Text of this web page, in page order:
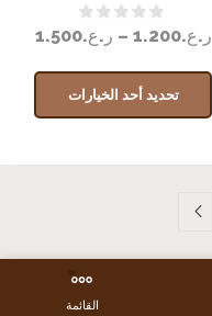
ر.ع.1.200
– ر.ع.1.500
تحديد أحد الخيارات
القائمة